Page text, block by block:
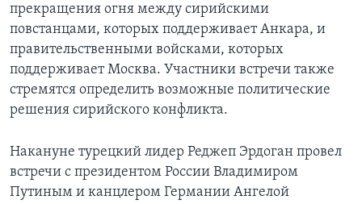
прекращения огня между сирийскими
повстанцами, которых поддерживает Анкара, и
правительственными войсками, которых
поддерживает Москва. Участники встречи также
стремятся определить возможные политические
решения сирийского конфликта.
Накануне турецкий лидер Реджеп Эрдоган провел
встречи с президентом России Владимиром
Путиным и канцлером Германии Ангелой